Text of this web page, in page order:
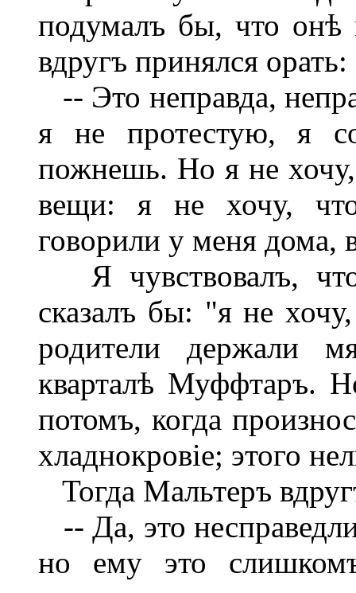
подумалъ бы, что онѣ
вдругъ принялся орать:
-- Это неправда,
я не протестую, я
пожнешь. Но я не
вещи: я не хочу,
говорили у меня дома,
Я чувствовалъ,
сказалъ бы: "я не
родители держали
кварталѣ Муффтаръ.
потомъ, когда
хладнокровіе; этого
Тогда Мальтеръ
-- Да, это
но ему это